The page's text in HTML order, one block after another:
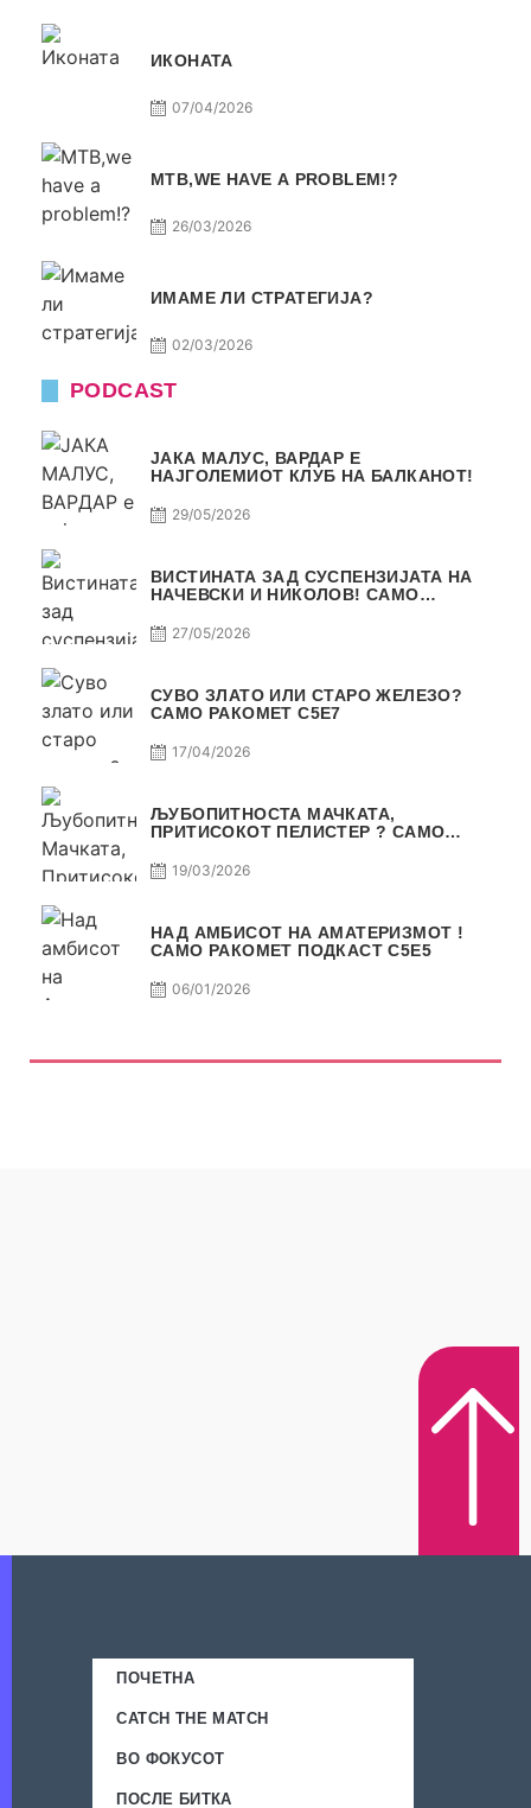
ИКОНАТА
07/04/2026
МТВ,WE HAVE A PROBLEM!?
26/03/2026
ИМАМЕ ЛИ СТРАТЕГИЈА?
02/03/2026
PODCAST
ЈАКА МАЛУС, ВАРДАР Е
НАЈГОЛЕМИОТ КЛУБ НА БАЛКАНОТ!
29/05/2026
ВИСТИНАТА ЗАД СУСПЕНЗИЈАТА НА
НАЧЕВСКИ И НИКОЛОВ! САМО
27/05/2026
СУВО ЗЛАТО ИЛИ СТАРО ЖЕЛЕЗО?
САМО РАКОМЕТ С5Е7
17/04/2026
ЉУБОПИТНОСТА МАЧКАТА,
ПРИТИСОКОТ ПЕЛИСТЕР ? САМО
19/03/2026
НАД АМБИСОТ НА АМАТЕРИЗМОТ !
САМО РАКОМЕТ ПОДКАСТ С5E5
06/01/2026
ПОЧЕТНА
CATCH THE MATCH
ВО ФОКУСОТ
ПОСЛЕ БИТКА